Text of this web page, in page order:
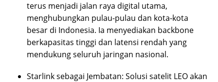
terus menjadi jalan raya digital utama,
menghubungkan pulau-pulau dan kota-kota
besar di Indonesia. Ia menyediakan backbone
berkapasitas tinggi dan latensi rendah yang
mendukung seluruh jaringan nasional.
Starlink sebagai Jembatan: Solusi satelit LEO akan